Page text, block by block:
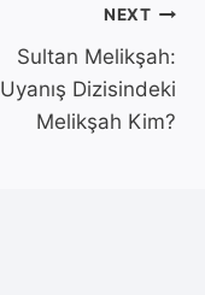
NEXT
Sultan Melikşah:
Uyanış Dizisindeki
Melikşah Kim?